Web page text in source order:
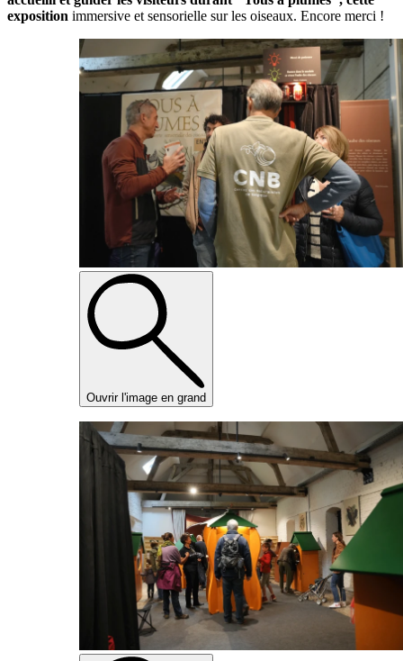
exposition immersive et sensorielle sur les oiseaux. Encore merci !
Ouvrir l'image en grand